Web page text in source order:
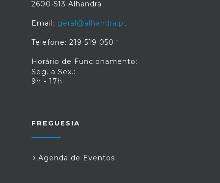
2600-513 Alhandra
Email: geral@alhandra.pt
Telefone: 219 519 050
Horário de Funcionamento:
Seg. a Sex.:
9h - 17h
FREGUESIA
Agenda de Eventos